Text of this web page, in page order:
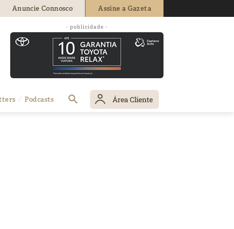
Anuncie Connosco Assine a Gazeta
- publicidade -
Podcasts Área Cliente